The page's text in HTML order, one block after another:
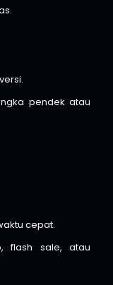
pendek atau
cepat.
flash sale, atau